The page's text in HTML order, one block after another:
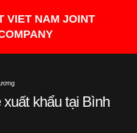
khẩu tại Bình